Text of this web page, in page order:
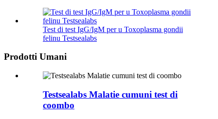
Test di test IgG/IgM per u Toxoplasma gondii
felinu Testsealabs
Prodotti Umani
Testsealabs Malatie cumuni test di
coombo